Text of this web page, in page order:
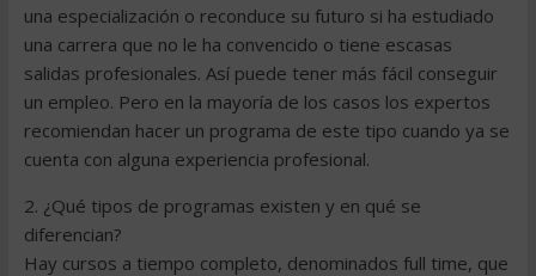
una especialización o reconduce su futuro si ha estudiado
una carrera que no le ha convencido o tiene escasas
salidas profesionales. Así puede tener más fácil conseguir
un empleo. Pero en la mayoría de los casos los expertos
recomiendan hacer un programa de este tipo cuando ya se
cuenta con alguna experiencia profesional.
2. ¿Qué tipos de programas existen y en qué se
diferencian?
Hay cursos a tiempo completo, denominados full time, que